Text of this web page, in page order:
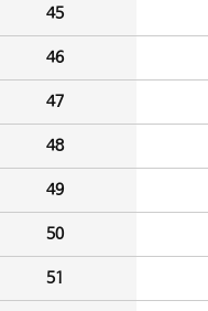
45
46
47
48
49
50
51